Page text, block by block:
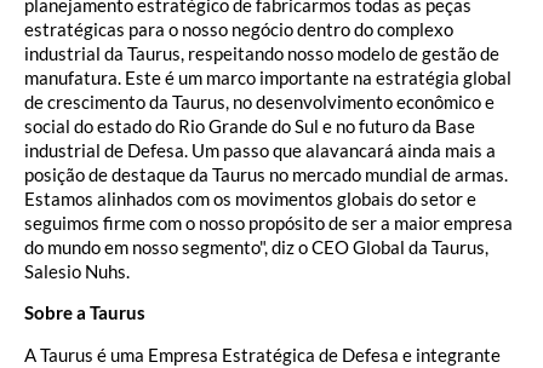
planejamento estratégico de fabricarmos todas as peças
estratégicas para o nosso negócio dentro do complexo
industrial da Taurus, respeitando nosso modelo de gestão de
manufatura. Este é um marco importante na estratégia global
de crescimento da Taurus, no desenvolvimento econômico e
social do estado do Rio Grande do Sul e no futuro da Base
industrial de Defesa. Um passo que alavancará ainda mais a
posição de destaque da Taurus no mercado mundial de armas.
Estamos alinhados com os movimentos globais do setor e
seguimos firme com o nosso propósito de ser a maior empresa
do mundo em nosso segmento", diz o CEO Global da Taurus,
Salesio Nuhs.
Sobre a Taurus
A Taurus é uma Empresa Estratégica de Defesa e integrante